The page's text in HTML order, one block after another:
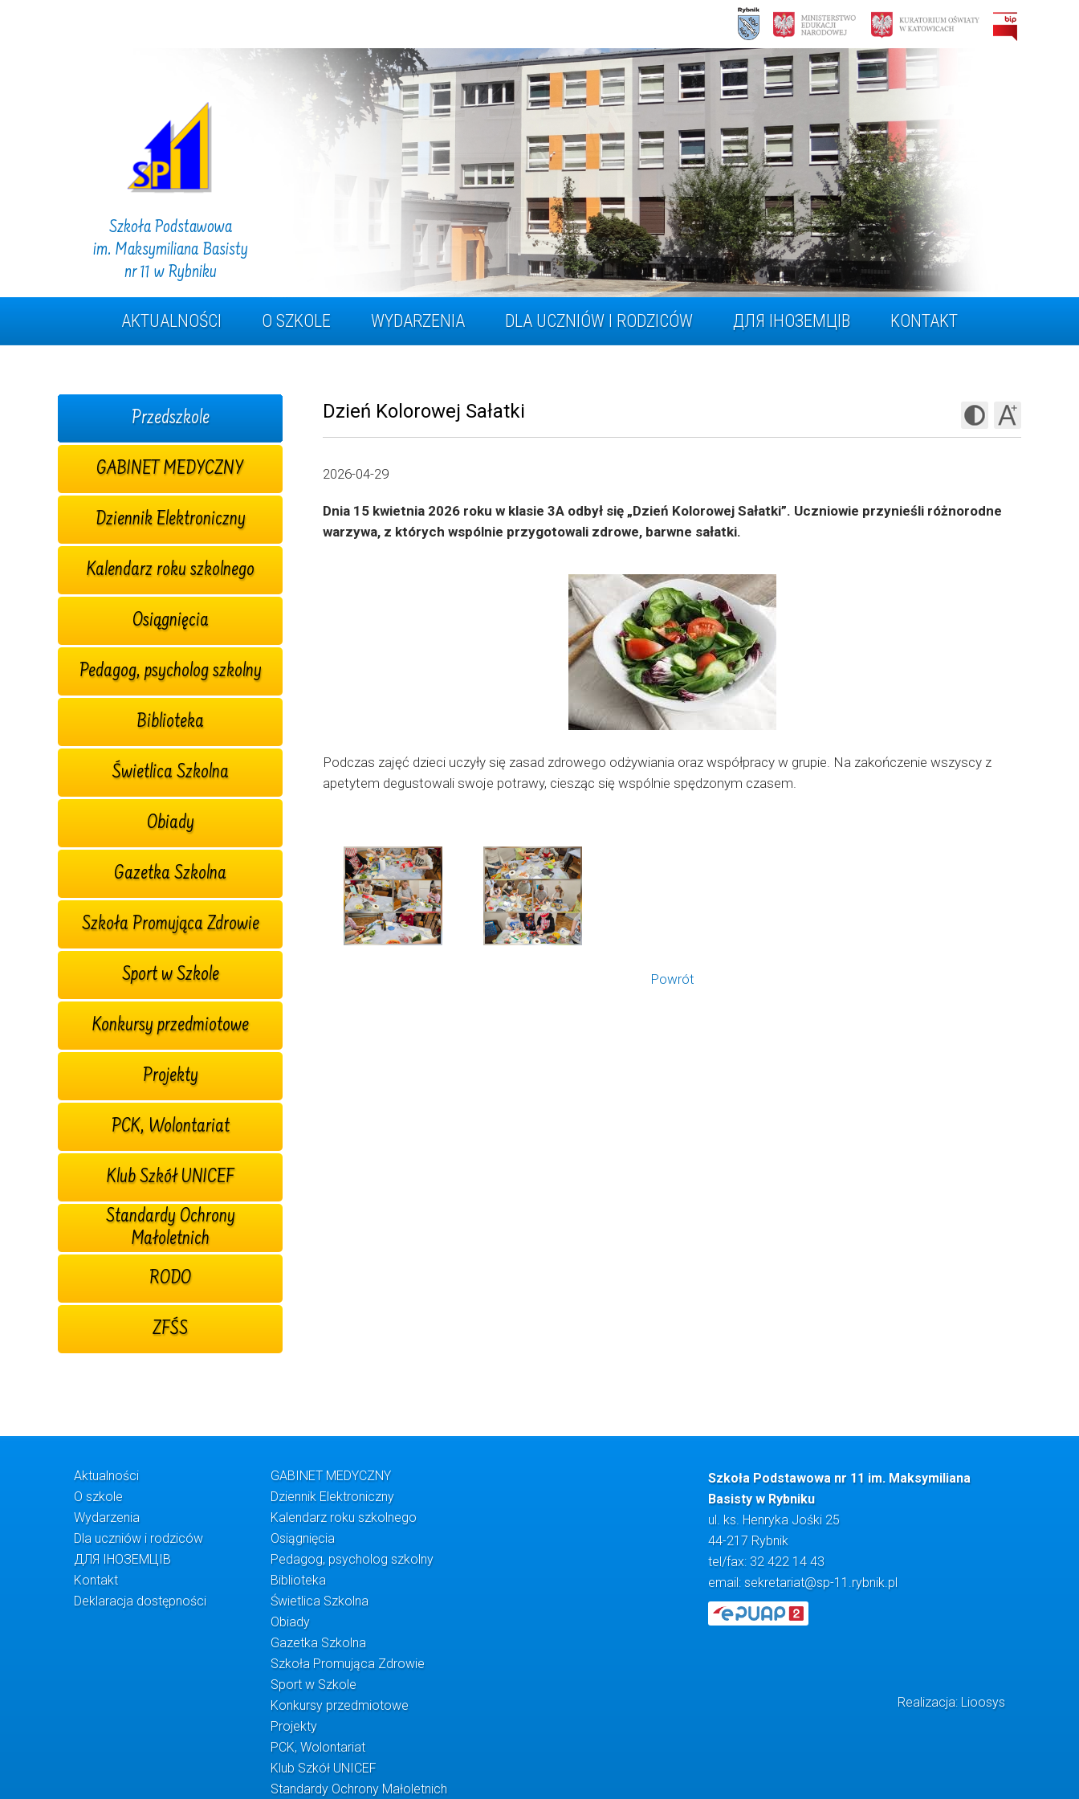
Szkoła Podstawowa
im. Maksymiliana Basisty
nr 11 w Rybniku
AKTUALNOŚCI O SZKOLE WYDARZENIA DLA UCZNIÓW I RODZICÓW ДЛЯ ІНОЗЕМЦІВ KONTAKT
Dzień Kolorowej Sałatki
2026-04-29
Dnia 15 kwietnia 2026 roku w klasie 3A odbył się „Dzień Kolorowej Sałatki”. Uczniowie przynieśli różnorodne
warzywa, z których wspólnie przygotowali zdrowe, barwne sałatki.
Podczas zajęć dzieci uczyły się zasad zdrowego odżywiania oraz współpracy w grupie. Na zakończenie wszyscy z
apetytem degustowali swoje potrawy, ciesząc się wspólnie spędzonym czasem.
Powrót
Przedszkole
GABINET MEDYCZNY
Dziennik Elektroniczny
Kalendarz roku szkolnego
Osiągnięcia
Pedagog, psycholog szkolny
Biblioteka
Świetlica Szkolna
Obiady
Gazetka Szkolna
Szkoła Promująca Zdrowie
Sport w Szkole
Konkursy przedmiotowe
Projekty
PCK, Wolontariat
Klub Szkół UNICEF
Standardy Ochrony
Małoletnich
RODO
ZFŚS
Aktualności
O szkole
Wydarzenia
Dla uczniów i rodziców
ДЛЯ ІНОЗЕМЦІВ
Kontakt
Deklaracja dostępności
GABINET MEDYCZNY
Dziennik Elektroniczny
Kalendarz roku szkolnego
Osiągnięcia
Pedagog, psycholog szkolny
Biblioteka
Świetlica Szkolna
Obiady
Gazetka Szkolna
Szkoła Promująca Zdrowie
Sport w Szkole
Konkursy przedmiotowe
Projekty
PCK, Wolontariat
Klub Szkół UNICEF
Standardy Ochrony Małoletnich
Szkoła Podstawowa nr 11 im. Maksymiliana
Basisty w Rybniku
ul. ks. Henryka Jośki 25
44-217 Rybnik
tel/fax: 32 422 14 43
email: sekretariat@sp-11.rybnik.pl
Realizacja: Lioosys